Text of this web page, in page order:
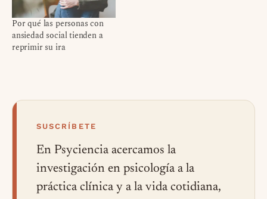
Por qué las personas con
ansiedad social tienden a
reprimir su ira
SUSCRÍBETE
En Psyciencia acercamos la
investigación en psicología a la
práctica clínica y a la vida cotidiana,